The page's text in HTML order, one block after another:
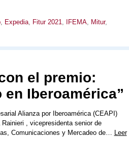
, Expedia, Fitur 2021 IFEMA, Mitur,
el premio:
en Iberoamérica”
Alianza por Iberoamérica (CEAPI)
, vicepresidenta senior de
Comunicaciones y Mercadeo de…
Leer